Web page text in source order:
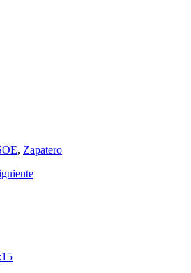
, Zapatero